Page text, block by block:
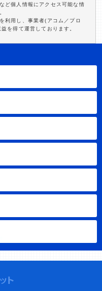
ど個人情報にアクセス可能な情
利用し、事業者(アコム／プロ
を得て運営しております。